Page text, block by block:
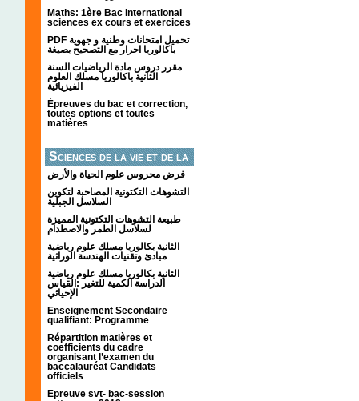
Maths: 1ère Bac International
sciences ex cours et exercices
PDF تحميل امتحانات وطنية و جهوية
باكالوريا احرار مع التصحيح بصيغة
مقرر دروس مادة الرياضيات السنة
الثانية باكالوريا مسلك العلوم
الفيزيائية
Épreuves du bac et correction,
toutes options et toutes
matières
Sciences de la vie et de la
terre
فرض محروس علوم الحياة والأرض
التشوهات التكتونیة المصاحبة لتكوین
السلاسل الجبلیة
طبيعة التشوهات التكتونية المميزة
لسلاسل الطمر والاصطدام
الثانية بكالوريا مسلك علوم رياضية
مبادئ وتقنيات الهندسة الوراثية
الثانية بكالوريا مسلك علوم رياضية
الدراسة الكمية للتغير :القياس
الإحيائي
Enseignement Secondaire
qualifiant: Programme
Répartition matières et
coefficients du cadre
organisant l’examen du
baccalauréat Candidats
officiels
Epreuve svt- bac-session